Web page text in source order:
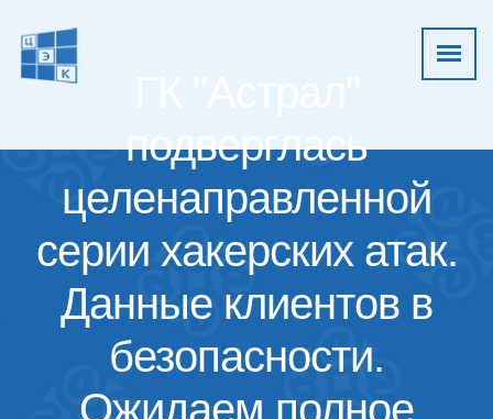
подверглась
целенаправленной
серии хакерских атак.
Данные клиентов в
безопасности.